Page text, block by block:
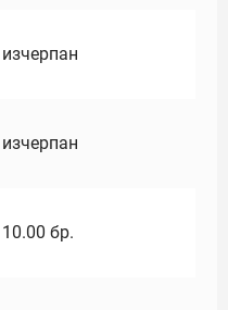
изчерпан
изчерпан
10.00 бр.